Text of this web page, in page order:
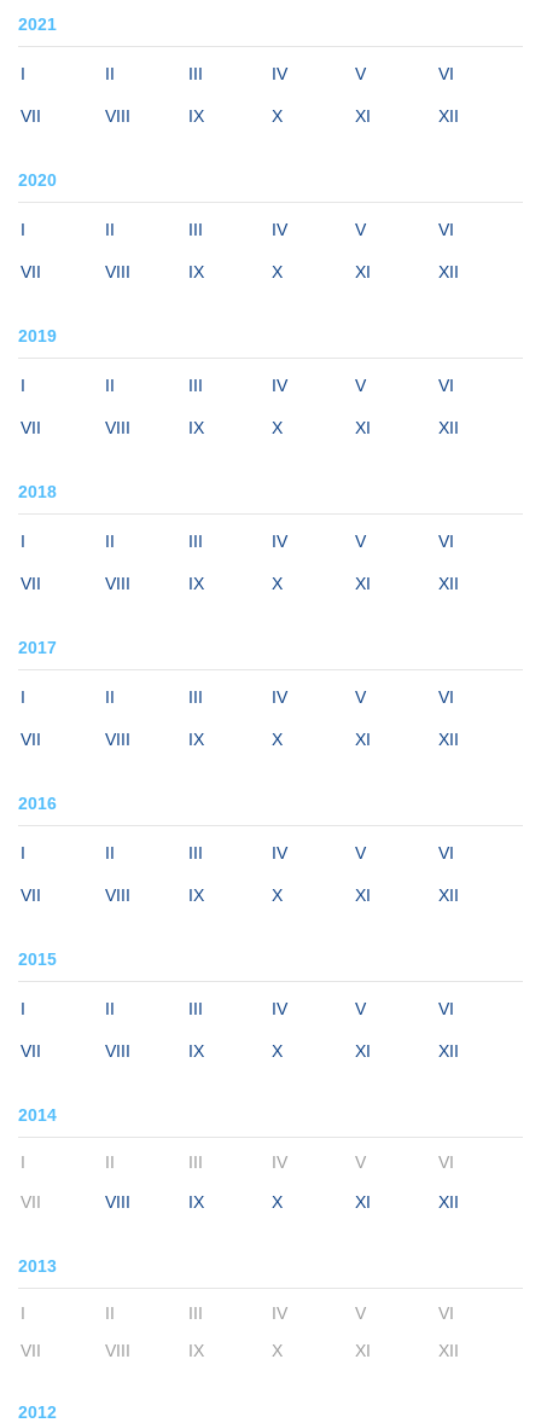
2021
I II III IV V VI
VII VIII IX X XI XII
2020
I II III IV V VI
VII VIII IX X XI XII
2019
I II III IV V VI
VII VIII IX X XI XII
2018
I II III IV V VI
VII VIII IX X XI XII
2017
I II III IV V VI
VII VIII IX X XI XII
2016
I II III IV V VI
VII VIII IX X XI XII
2015
I II III IV V VI
VII VIII IX X XI XII
2014
I II III IV V VI
VII VIII IX X XI XII
2013
I II III IV V
VI
VII
VIII IX X XI XII
2012